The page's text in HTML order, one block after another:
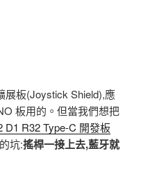
展板(Joystick Shield),應
板用的。但當我們想把
D1 R32 Type-C 開發板
坑:搖桿一接上去,藍牙就